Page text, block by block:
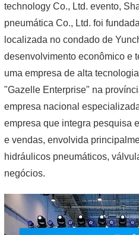
technology Co., Ltd. evento,
pneumática Co., Ltd. foi
localizada no condado de
desenvolvimento econômico e
uma empresa de alta
"Gazelle Enterprise" na
empresa nacional
empresa que integra pesquisa
e vendas, envolvida
hidráulicos pneumáticos,
negócios.